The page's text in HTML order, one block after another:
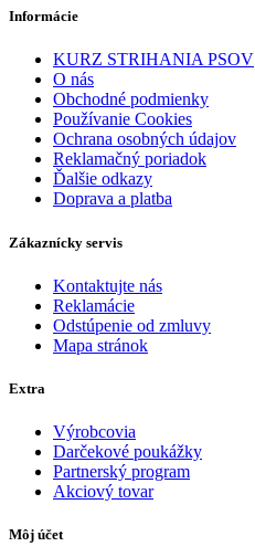
Informácie
KURZ STRIHANIA PSOV
O nás
Obchodné podmienky
Používanie Cookies
Ochrana osobných údajov
Reklamačný poriadok
Ďalšie odkazy
Doprava a platba
Zákaznícky servis
Kontaktujte nás
Reklamácie
Odstúpenie od zmluvy
Mapa stránok
Extra
Výrobcovia
Darčekové poukážky
Partnerský program
Akciový tovar
Môj účet